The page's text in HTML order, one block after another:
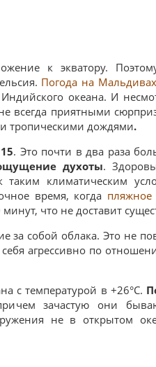
к экватору.
Погода на Мальдивах
океана. И
всегда приятными
тропическими дождями.
. Это почти в два раза
духоты.
таким климатическим
время, когда пляжное
что не доставит
за собой облака. Это не
агрессивно по
с температурой в +26°С.
зачастую они
не в открытом